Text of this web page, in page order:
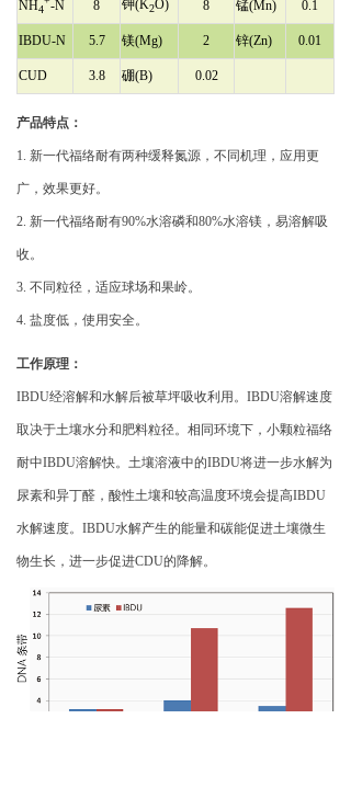
NH4 -N 8 钾(K2O) 8 锰(Mn) 0.1
IBDU-N 5.7 镁(Mg) 2 锌(Zn) 0.01
CUD 3.8 硼(B) 0.02
产品特点：
1. 新一代福络耐有两种缓释氮源，不同机理，应用更
广，效果更好。
2. 新一代福络耐有90%水溶磷和80%水溶镁，易溶解吸
收。
3. 不同粒径，适应球场和果岭。
4. 盐度低，使用安全。
工作原理：
IBDU经溶解和水解后被草坪吸收利用。IBDU溶解速度
取决于土壤水分和肥料粒径。相同环境下，小颗粒福络
耐中IBDU溶解快。土壤溶液中的IBDU将进一步水解为
尿素和异丁醛，酸性土壤和较高温度环境会提高IBDU
水解速度。IBDU水解产生的能量和碳能促进土壤微生
物生长，进一步促进CDU的降解。